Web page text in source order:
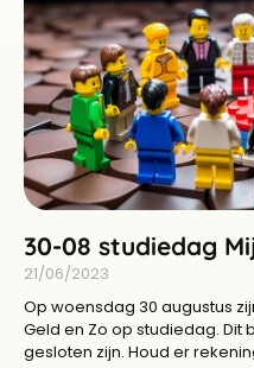
30-08 studiedag
21/06/2023
Op woensdag 30 augustus
Geld en Zo op studiedag.
gesloten zijn. Houd er